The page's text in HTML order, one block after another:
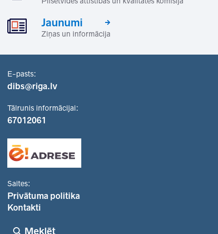
Jaunumi
Ziņas un informācija
E-pasts:
dibs@riga.lv
Tālrunis informācijai:
67012061
Saites:
Privātuma politika
Kontakti
Meklēt